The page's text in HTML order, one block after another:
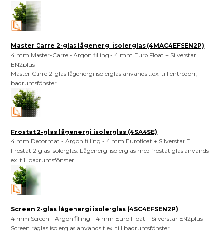
Master Carre 2-glas lågenergi isolerglas (4MAC4EFSEN2P)
4 mm Master-Carre - Argon filling - 4 mm Euro Float + Silverstar
EN2plus
Master Carre 2-glas lågenergi isolerglas används t.ex. till entrédörr,
badrumsfönster.
Frostat 2-glas lågenergi isolerglas (4SA4SE)
4 mm Decormat - Argon filling - 4 mm Eurofloat + Silverstar E
Frostat 2-glas isolerglas. Lågenergi isolerglas med frostat glas används
ex. till badrumsfönster.
Screen 2-glas lågenergi isolerglas (4SC4EFSEN2P)
4 mm Screen - Argon filling - 4 mm Euro Float + Silverstar EN2plus
Screen råglas isolerglas används t.ex. till badrumsfönster.